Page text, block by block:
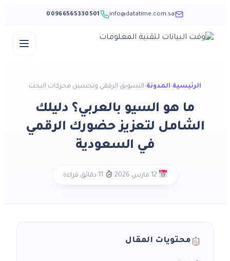
info@datatime.com.sa
00966565330501
الرئيسية›المدونة›التسويق الرقمي وتحسين محركات البحث
ما هو السيو بالعربي؟ دليلك
الشامل لتعزيز حضورك الرقمي
في السعودية
·
محتويات المقال